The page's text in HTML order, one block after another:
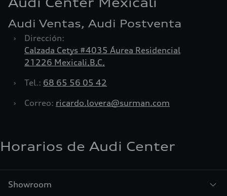
Audi Ventas, Audi Postventa
›
Dirección:
Calzada Cetys #4035 Áurea Residencial
21226 Mexicali,B,C,
›
Tel.: 68 65 56 05 42
›
Correo: ricardo.lovera@surman.com
Horarios de Audi Center
Showroom